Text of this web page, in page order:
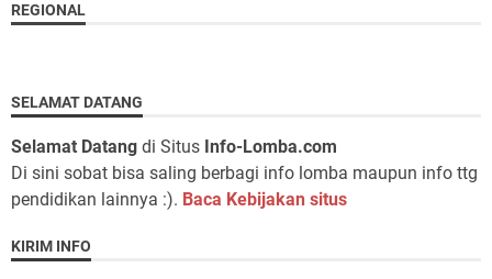
REGIONAL
SELAMAT DATANG
Selamat Datang di Situs Info-Lomba.com
Di sini sobat bisa saling berbagi info lomba maupun info ttg
pendidikan lainnya :). Baca Kebijakan situs
KIRIM INFO